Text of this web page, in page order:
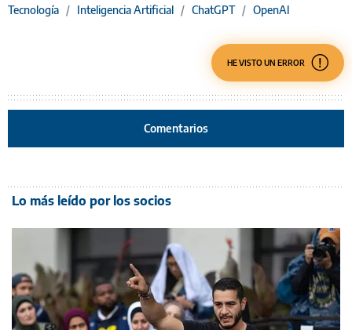
Tecnología / Inteligencia Artificial / ChatGPT / OpenAl
HE VISTO UN ERROR
Comentarios
Lo más leído por los socios